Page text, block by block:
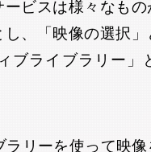
ビスは様々なも
、「映像の選択
ブライブラリー」
リーを使って映